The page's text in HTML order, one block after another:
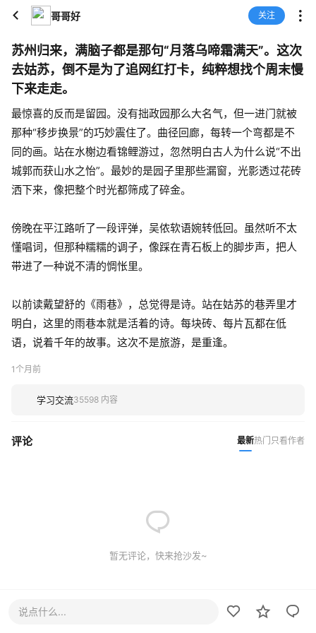
哥哥好 关注
苏州归来，满脑子都是那句“月落乌啼霜满天”。这次
去姑苏，倒不是为了追网红打卡，纯粹想找个周末慢
下来走走。
最惊喜的反而是留园。没有拙政园那么大名气，但一进门就被
那种“移步换景”的巧妙震住了。曲径回廊，每转一个弯都是不
同的画。站在水榭边看锦鲤游过，忽然明白古人为什么说“不出
城郭而获山水之怡”。最妙的是园子里那些漏窗，光影透过花砖
洒下来，像把整个时光都筛成了碎金。
傍晚在平江路听了一段评弹，吴侬软语婉转低回。虽然听不太
懂唱词，但那种糯糯的调子，像踩在青石板上的脚步声，把人
带进了一种说不清的惆怅里。
以前读戴望舒的《雨巷》，总觉得是诗。站在姑苏的巷弄里才
明白，这里的雨巷本就是活着的诗。每块砖、每片瓦都在低
语，说着千年的故事。这次不是旅游，是重逢。
1个月前
学习交流35598 内容
评论 最新热门 只看作者
暂无评论，快来抢沙发~
说点什么...